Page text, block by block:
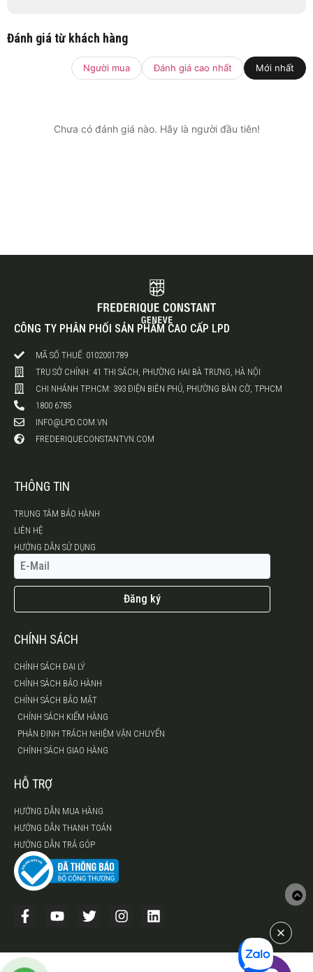
Đánh giá từ khách hàng
Người mua Đánh giá cao nhất Mới nhất
Chưa có đánh giá nào. Hãy là người đầu tiên!
CÔNG TY PHÂN PHỐI SẢN PHẨM CAO CẤP LPD
MÃ SỐ THUẾ: 0102001789
TRỤ SỞ CHÍNH: 41 THI SÁCH, PHƯỜNG HAI BÀ TRƯNG, HÀ NỘI
CHI NHÁNH TP.HCM: 393 ĐIỆN BIÊN PHỦ, PHƯỜNG BÀN CỜ, TPHCM
1800 6785
INFO@LPD.COM.VN
FREDERIQUECONSTANTVN.COM
THÔNG TIN
TRUNG TÂM BẢO HÀNH
LIÊN HỆ
HƯỚNG DẪN SỬ DỤNG
Đăng ký
CHÍNH SÁCH
CHÍNH SÁCH ĐẠI LÝ
CHÍNH SÁCH BẢO HÀNH
CHÍNH SÁCH BẢO MẬT
CHÍNH SÁCH KIỂM HÀNG
PHÂN ĐỊNH TRÁCH NHIỆM VẬN CHUYỂN
CHÍNH SÁCH GIAO HÀNG
HỖ TRỢ
HƯỚNG DẪN MUA HÀNG
HƯỚNG DẪN THANH TOÁN
HƯỚNG DẪN TRẢ GÓP